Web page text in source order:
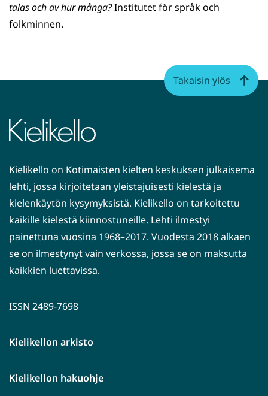
talas och av hur många?Institutet för språk och
folkminnen.
Kielikello on Kotimaisten kielten keskuksen julkaisema
lehti, jossa kirjoitetaan yleistajuisesti kielestä ja
kielenkäytön kysymyksistä. Kielikello on tarkoitettu
kaikille kielestä kiinnostuneille. Lehti ilmestyi
painettuna vuosina 1968–2017. Vuodesta 2018 alkaen
se on ilmestynyt vain verkossa, jossa se on maksutta
kaikkien luettavissa.
ISSN 2489-7698
Kielikellon arkisto
Kielikellon hakuohje
Takaisin ylös